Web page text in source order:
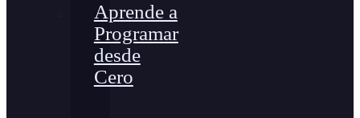
Aprende a
Programar
desde
Cero